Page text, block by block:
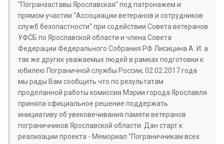
"Погранзаставы Ярославская" под патронажем и
прямом участии "Ассоциации ветеранов и сотрудников
служб безопастности" при содействии Совета ветеранов
УФСБ по Ярославской области и члена Совета
Федерации Федерального Собрания РФ Лисицина А. И. а
так же других уважаемых людей в рамках подготовки к
юбилею Пограничной службы России, 02.02.2017 года
мы рады Вам сообщить что по результатам
проделанной работы комиссия Мэрии города Ярославля
приняла официальное решение поддержать
инициативу об увековечивания памяти ветеранов
пограничников Ярославской области. Дан старт к
реализации проекта - Мемориал "Пограничникам всех